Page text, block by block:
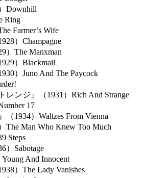
Downhill
Ring
Farmer’s Wife
）Champagne
）The Manxman
）Blackmail
）Juno And The Paycock
レンジ』（1931）Rich And Strange
17
（1934）Waltzes From Vienna
The Man Who Knew Too Much
Steps
）Sabotage
And Innocent
）The Lady Vanishes